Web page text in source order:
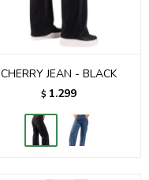
CHERRY JEAN - BLACK
$ 1.299